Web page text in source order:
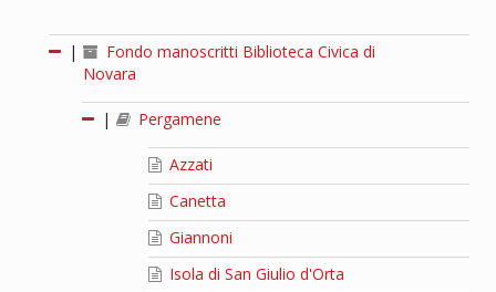
|
Fondo manoscritti Biblioteca Civica di
Novara
| Pergamene
Azzati
Canetta
Giannoni
Isola di San Giulio d'Orta